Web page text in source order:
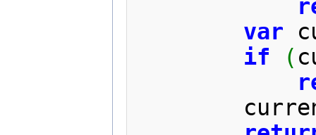
var
if
(